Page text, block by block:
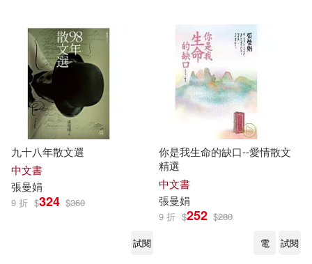
九十八年散文選
中文書
張曼娟
9 折 $324 $360
試閱
你是我生命的缺口--愛情散文
精選
中文書
張曼娟
9 折 $252 $280
電
試閱